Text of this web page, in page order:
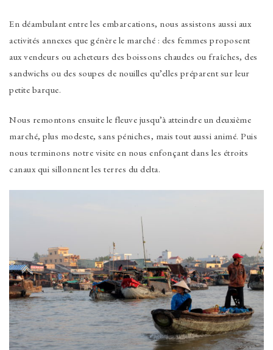
En déambulant entre les embarcations, nous assistons aussi aux
activités annexes que génère le marché : des femmes proposent
aux vendeurs ou acheteurs des boissons chaudes ou fraîches, des
sandwichs ou des soupes de nouilles qu’elles préparent sur leur
petite barque.
Nous remontons ensuite le fleuve jusqu’à atteindre un deuxième
marché, plus modeste, sans péniches, mais tout aussi animé. Puis
nous terminons notre visite en nous enfonçant dans les étroits
canaux qui sillonnent les terres du delta.